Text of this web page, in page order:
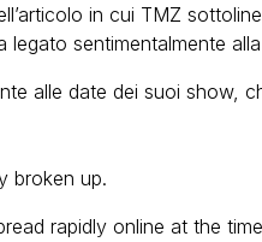
in cui TMZ
sentimentalmente
alle date dei suoi show,
broken up.
rapidly online at the